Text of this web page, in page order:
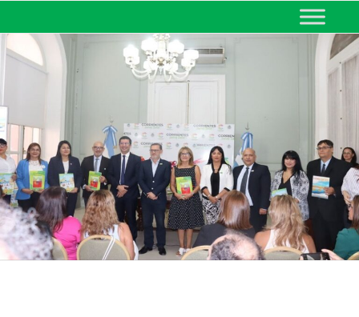
MINISTERIO DE EDUCACIÓN
DE CORRIENTES